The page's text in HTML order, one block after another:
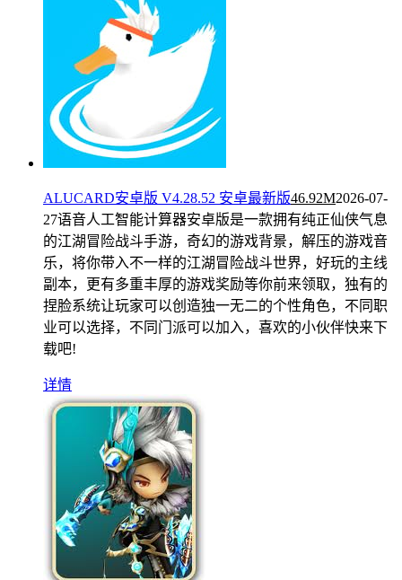
ALUCARD安卓版 V4.28.52 安卓最新版46.92M2026-07-
27语音人工智能计算器安卓版是一款拥有纯正仙侠气息
的江湖冒险战斗手游，奇幻的游戏背景，解压的游戏音
乐，将你带入不一样的江湖冒险战斗世界，好玩的主线
副本，更有多重丰厚的游戏奖励等你前来领取，独有的
捏脸系统让玩家可以创造独一无二的个性角色，不同职
业可以选择，不同门派可以加入，喜欢的小伙伴快来下
载吧!
详情